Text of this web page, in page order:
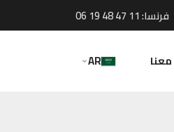
فرنسا:06 19 48 47 11
AR